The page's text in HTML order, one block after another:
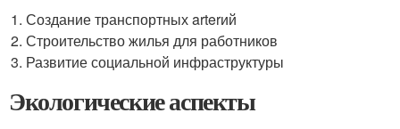
Создание транспортных arterий
Строительство жилья для работников
Развитие социальной инфраструктуры
Экологические аспекты